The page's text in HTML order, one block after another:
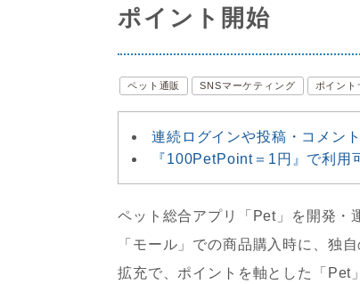
ポイント開始
ペット通販 SNSマーケティング ポイント
連続ログインや投稿・コメン
『100PetPoint＝1円』で利用
ペット総合アプリ「Pet」を開発・
「モール」での商品購入時に、独
拡充で、ポイントを軸とした「Pet